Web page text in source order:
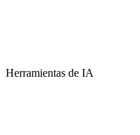
Herramientas de IA